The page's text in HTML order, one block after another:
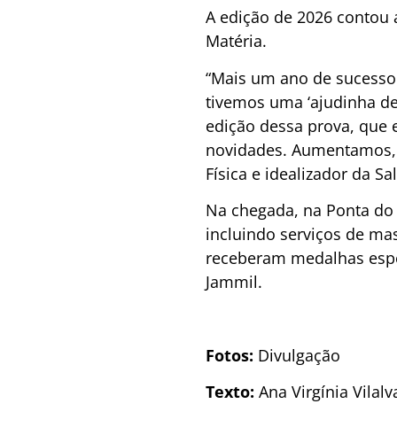
A edição de 2026
Matéria.
“Mais um ano de
tivemos uma ‘ajudinha
edição dessa prova, que
novidades.
Física e idealizador da
Na chegada, na Ponta
incluindo serviços de
receberam medalhas
Jammil.
Fotos: Divulgação
Texto: Ana Virgínia